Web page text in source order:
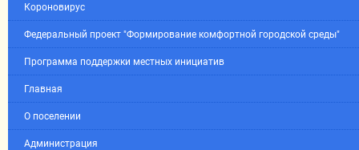
Короновирус
Федеральный проект "Формирование комфортной городской среды"
Программа поддержки местных инициатив
Главная
О поселении
Администрация